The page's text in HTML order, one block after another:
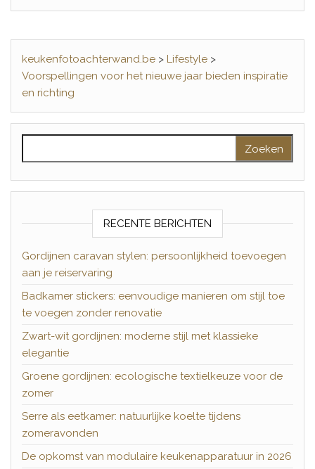
keukenfotoachterwand.be > Lifestyle >
Voorspellingen voor het nieuwe jaar bieden inspiratie
en richting
RECENTE BERICHTEN
Gordijnen caravan stylen: persoonlijkheid toevoegen
aan je reiservaring
Badkamer stickers: eenvoudige manieren om stijl toe
te voegen zonder renovatie
Zwart-wit gordijnen: moderne stijl met klassieke
elegantie
Groene gordijnen: ecologische textielkeuze voor de
zomer
Serre als eetkamer: natuurlijke koelte tijdens
zomeravonden
De opkomst van modulaire keukenapparatuur in 2026